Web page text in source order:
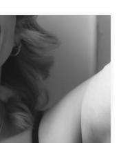
y celebrar la mujer que
edad límite — solo la
casi todas las
es para mí?» […]